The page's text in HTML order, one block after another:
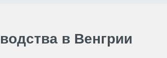
в Венгрии